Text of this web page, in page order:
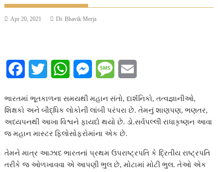
Apr 20, 2021 Dr. Bhavik Merja
e
o
i
t
e
W
a
t
A
M
s
n
M
s
s
g
a
i
ભારતમાં ભૂતકાળના સમયથી મહાન સંતો, દાર્શનિકો, તત્વજ્ઞાનીઓ,
શિક્ષકો અને બૌદ્ધિક લોકોની લાંબી પરંપરા છે. તેમનું શાણપણ, ભણતર,
અધ્યપનથી આખા વિશ્વને ફાયદો થયો છે. ડો.સર્વપલ્લી રાધાકૃષ્ણન આવા
જ મહાન માસ્ટર ફિલોસોફરોમાંના એક છે.
તેમને માત્ર આઝાદ ભારતનાં પ્રથમ ઉપરાષ્ટ્રપતિ કે દ્રિતીય રાષ્ટ્રપતિ
તરીકે જ ઓળખાવવા એ આપણી ભુલ છે, મોટામાં મોટી ભુલ. તેઓ એક